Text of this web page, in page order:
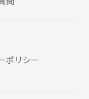
ポリシー